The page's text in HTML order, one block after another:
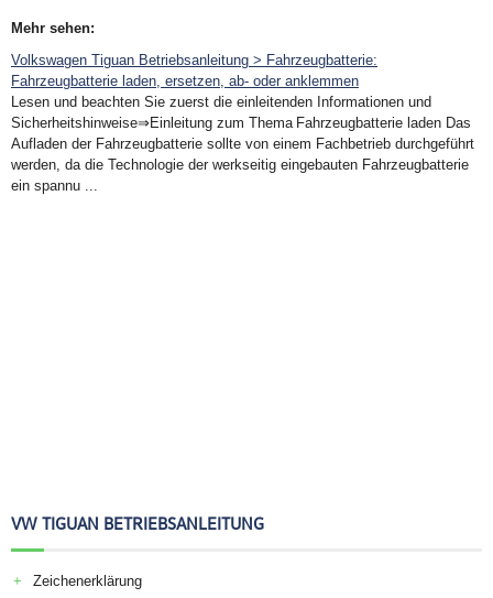
Mehr sehen:
Volkswagen Tiguan Betriebsanleitung > Fahrzeugbatterie:
Fahrzeugbatterie laden, ersetzen, ab- oder anklemmen
Lesen und beachten Sie zuerst die einleitenden Informationen und
Sicherheitshinweise⇒Einleitung zum Thema Fahrzeugbatterie laden Das
Aufladen der Fahrzeugbatterie sollte von einem Fachbetrieb durchgeführt
werden, da die Technologie der werkseitig eingebauten Fahrzeugbatterie
ein spannu ...
VW TIGUAN BETRIEBSANLEITUNG
Zeichenerklärung